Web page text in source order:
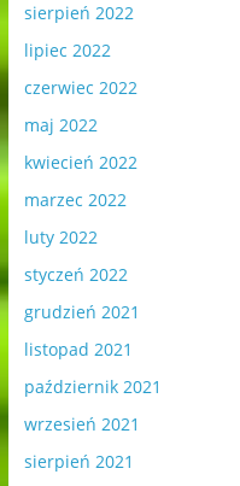
sierpień 2022
lipiec 2022
czerwiec 2022
maj 2022
kwiecień 2022
marzec 2022
luty 2022
styczeń 2022
grudzień 2021
listopad 2021
październik 2021
wrzesień 2021
sierpień 2021